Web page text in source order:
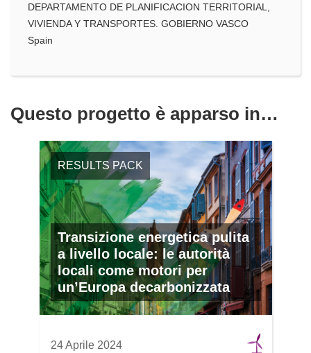
DEPARTAMENTO DE PLANIFICACION TERRITORIAL,
VIVIENDA Y TRANSPORTES. GOBIERNO VASCO
Spain
Questo progetto è apparso in…
RESULTS PACK
Transizione energetica pulita
a livello locale: le autorità
locali come motori per
un’Europa decarbonizzata
24 Aprile 2024